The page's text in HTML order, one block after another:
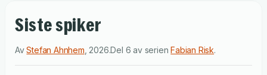
Siste spiker
AvStefan Ahnhem 2026.Del 6 av serienFabian Risk.